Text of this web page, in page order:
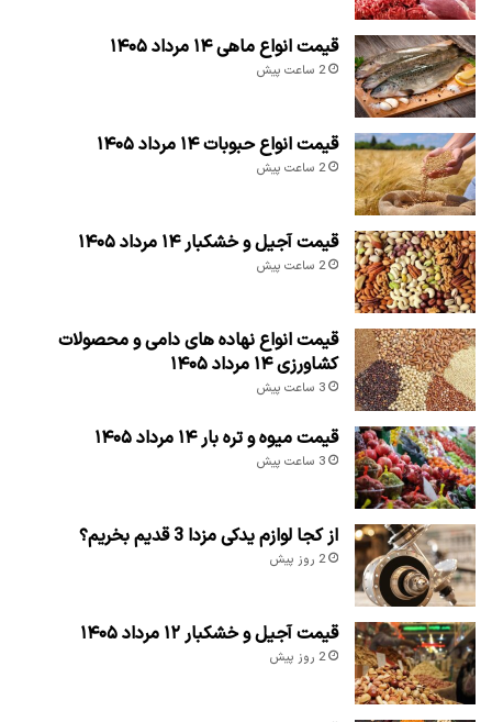
قیمت انواع ماهی ۱۴ مرداد ۱۴۰۵
2 ساعت پیش
قیمت انواع حبوبات ۱۴ مرداد ۱۴۰۵
2 ساعت پیش
قیمت آجیل و خشکبار ۱۴ مرداد ۱۴۰۵
2 ساعت پیش
قیمت انواع نهاده های دامی و محصولات
کشاورزی ۱۴ مرداد ۱۴۰۵
3 ساعت پیش
قیمت میوه و تره بار ۱۴ مرداد ۱۴۰۵
3 ساعت پیش
از کجا لوازم یدکی مزدا 3 قدیم بخریم؟
2 روز پیش
قیمت آجیل و خشکبار ۱۲ مرداد ۱۴۰۵
2 روز پیش